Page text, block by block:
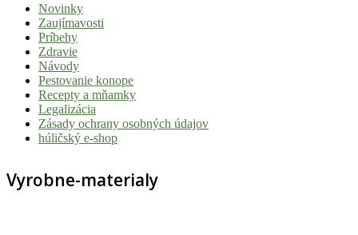
Novinky
Zaujímavosti
Príbehy
Zdravie
Návody
Pestovanie konope
Recepty a mňamky
Legalizácia
Zásady ochrany osobných údajov
húličský e-shop
Vyrobne-materialy